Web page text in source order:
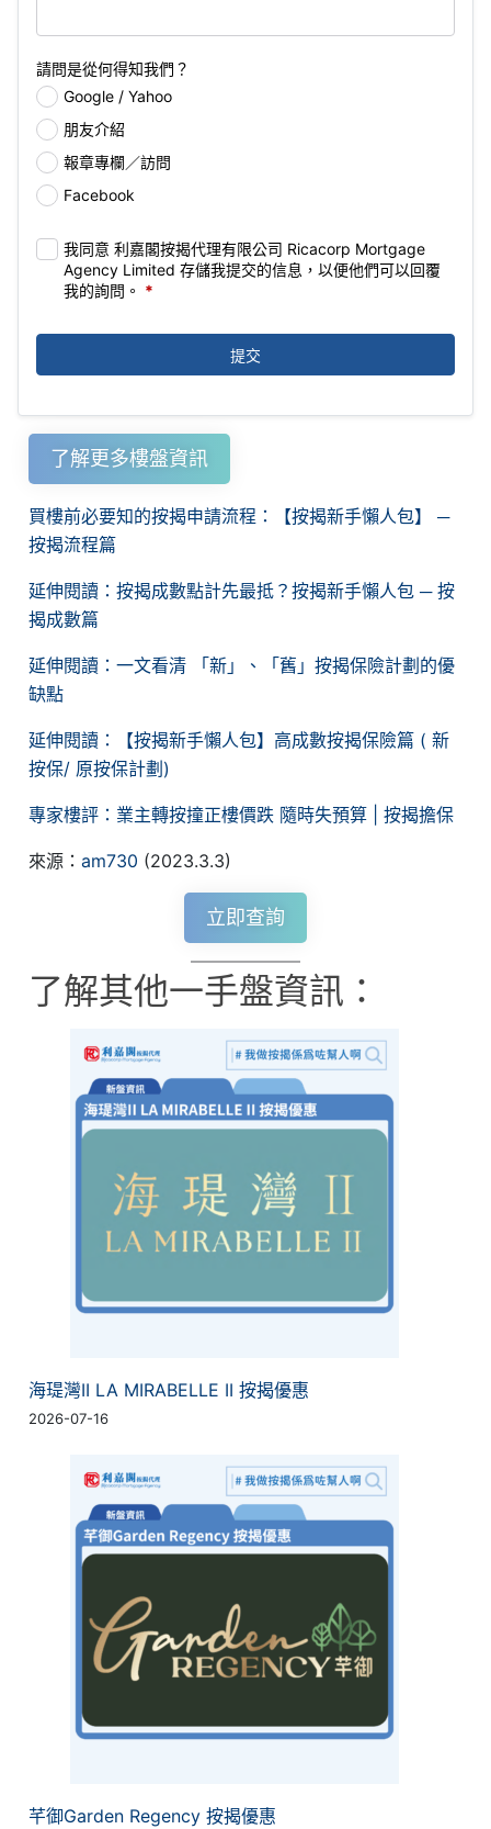
請問是從何得知我們？
Google / Yahoo
朋友介紹
報章專欄／訪問
Facebook
我同意 利嘉閣按揭代理有限公司 Ricacorp Mortgage
Agency Limited 存儲我提交的信息，以便他們可以回覆
我的詢問。 *
提交
了解更多樓盤資訊
買樓前必要知的按揭申請流程：【按揭新手懶人包】 ─
按揭流程篇
延伸閱讀：按揭成數點計先最抵？按揭新手懶人包 ─ 按
揭成數篇
延伸閱讀：一文看清 「新」、「舊」按揭保險計劃的優
缺點
延伸閱讀：【按揭新手懶人包】高成數按揭保險篇 ( 新
按保/ 原按保計劃)
專家樓評：業主轉按撞正樓價跌 隨時失預算 | 按揭擔保
來源：am730 (2023.3.3)
立即查詢
了解其他一手盤資訊：
海瑅灣II LA MIRABELLE II 按揭優惠
2026-07-16
芊御Garden Regency 按揭優惠